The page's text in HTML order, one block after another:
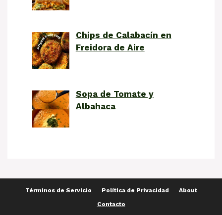
Chips de Calabacín en
Freidora de Aire
Sopa de Tomate y
Albahaca
Términos de Servicio Política de Privacidad
About
Contacto